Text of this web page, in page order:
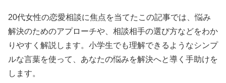
20代女性の恋愛相談に焦点を当てたこの記事では、悩み
解決のためのアプローチや、相談相手の選び方などをわか
りやすく解説します。小学生でも理解できるようなシンプ
ルな言葉を使って、あなたの悩みを解決へと導く手助けを
します。